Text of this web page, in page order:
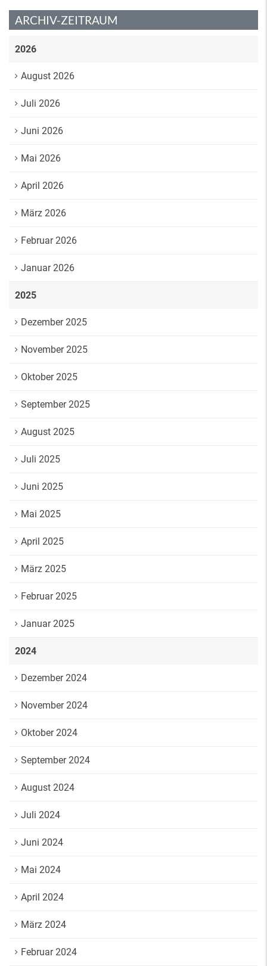
ARCHIV-ZEITRAUM
2026
August 2026
Juli 2026
Juni 2026
Mai 2026
April 2026
März 2026
Februar 2026
Januar 2026
2025
Dezember 2025
November 2025
Oktober 2025
September 2025
August 2025
Juli 2025
Juni 2025
Mai 2025
April 2025
März 2025
Februar 2025
Januar 2025
2024
Dezember 2024
November 2024
Oktober 2024
September 2024
August 2024
Juli 2024
Juni 2024
Mai 2024
April 2024
März 2024
Februar 2024